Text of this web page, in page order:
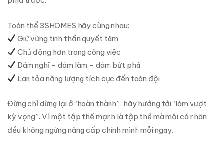
Toàn thể 3SHOMES hãy cùng nhau:
Giữ vững tinh thần quyết tâm
Chủ động hơn trong công việc
Dám nghĩ – dám làm – dám bứt phá
Lan tỏa năng lượng tích cực đến toàn đội
Đừng chỉ dừng lại ở “hoàn thành”, hãy hướng tới “làm vượt
kỳ vọng”. Vì một tập thể mạnh là tập thể mà mỗi cá nhân
đều không ngừng nâng cấp chính mình mỗi ngày.